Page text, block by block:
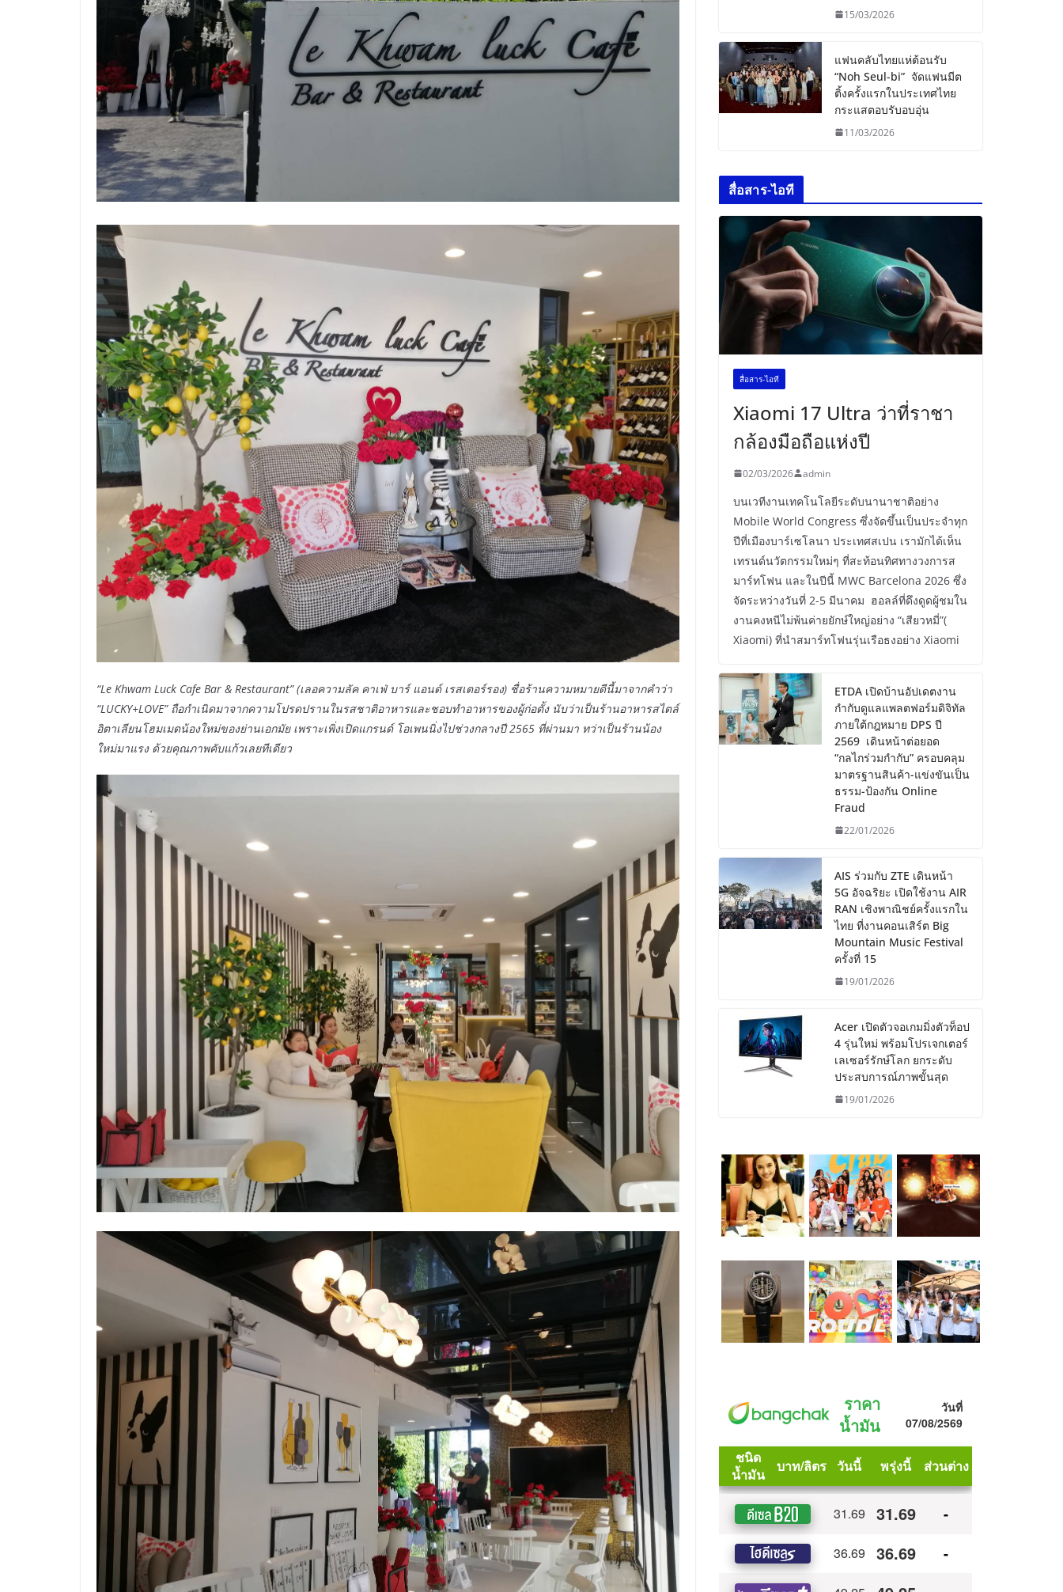
“Le Khwam Luck Cafe Bar & Restaurant” (เลอความลัค คาเฟ่ บาร์ แอนด์ เรสเตอร์รอง) ชื่อร้านความหมายดีนี้มาจากคำว่า
“LUCKY+LOVE” ถือกำเนิดมาจากความโปรดปรานในรสชาติอาหารและชอบทำอาหารของผู้ก่อตั้ง นับว่าเป็นร้านอาหารสไตล์
อิตาเลียนโฮมเมดน้องใหม่ของย่านเอกมัย เพราะเพิ่งเปิดแกรนด์ โอเพนนิ่งไปช่วงกลางปี 2565 ที่ผ่านมา ทว่าเป็นร้านน้อง
ใหม่มาแรง ด้วยคุณภาพคับแก้วเลยทีเดียว
15/03/2026
แฟนคลับไทยแห่ต้อนรับ
“Noh Seul-bi” จัดแฟนมีต
ติ้งครั้งแรกในประเทศไทย
กระแสตอบรับอบอุ่น
11/03/2026
สื่อสาร-ไอที
สื่อสาร-ไอที
Xiaomi 17 Ultra ว่าที่ราชา
กล้องมือถือแห่งปี
02/03/2026 admin
บนเวทีงานเทคโนโลยีระดับนานาชาติอย่าง
Mobile World Congress ซึ่งจัดขึ้นเป็นประจำทุก
ปีที่เมืองบาร์เซโลนา ประเทศสเปน เรามักได้เห็น
เทรนด์นวัตกรรมใหม่ๆ ที่สะท้อนทิศทางวงการส
มาร์ทโฟน และในปีนี้ MWC Barcelona 2026 ซึ่ง
จัดระหว่างวันที่ 2-5 มีนาคม ฮอลล์ที่ดึงดูดผู้ชมใน
งานคงหนีไม่พ้นค่ายยักษ์ใหญ่อย่าง “เสียวหมี่”(
Xiaomi) ที่นำสมาร์ทโฟนรุ่นเรือธงอย่าง Xiaomi
ETDA เปิดบ้านอัปเดตงาน
กำกับดูแลแพลตฟอร์มดิจิทัล
ภายใต้กฎหมาย DPS ปี
2569 เดินหน้าต่อยอด
“กลไกร่วมกำกับ” ครอบคลุม
มาตรฐานสินค้า-แข่งขันเป็น
ธรรม-ป้องกัน Online
Fraud
22/01/2026
AIS ร่วมกับ ZTE เดินหน้า
5G อัจฉริยะ เปิดใช้งาน AIR
RAN เชิงพาณิชย์ครั้งแรกใน
ไทย ที่งานคอนเสิร์ต Big
Mountain Music Festival
ครั้งที่ 15
19/01/2026
Acer เปิดตัวจอเกมมิ่งตัวท็อป
4 รุ่นใหม่ พร้อมโปรเจกเตอร์
เลเซอร์รักษ์โลก ยกระดับ
ประสบการณ์ภาพขั้นสุด
19/01/2026